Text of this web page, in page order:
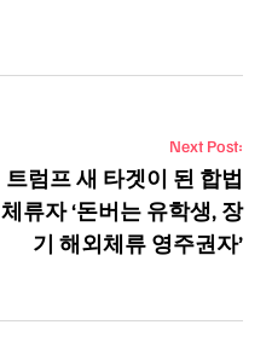
Next Post:
트럼프 새 타겟이 된 합법
체류자 ‘돈버는 유학생, 장
기 해외체류 영주권자’